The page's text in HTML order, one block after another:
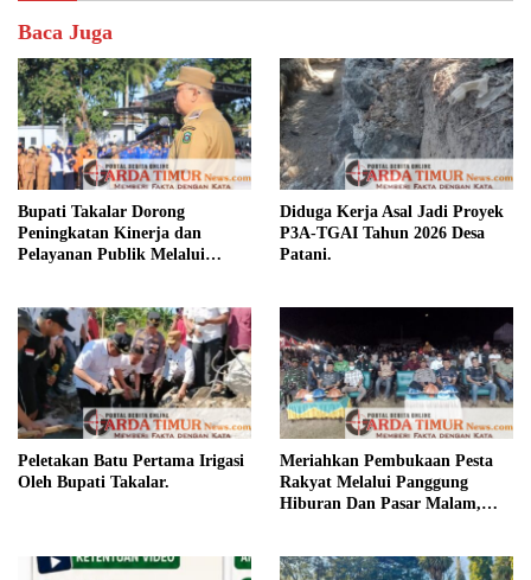
Baca Juga
Bupati Takalar Dorong
Peningkatan Kinerja dan
Pelayanan Publik Melalui
Diduga Kerja Asal Jadi Proyek
P3A-TGAI Tahun 2026 Desa
Patani.
Peletakan Batu Pertama Irigasi
Oleh Bupati Takalar.
Meriahkan Pembukaan Pesta
Rakyat Melalui Panggung
Hiburan Dan Pasar Malam,